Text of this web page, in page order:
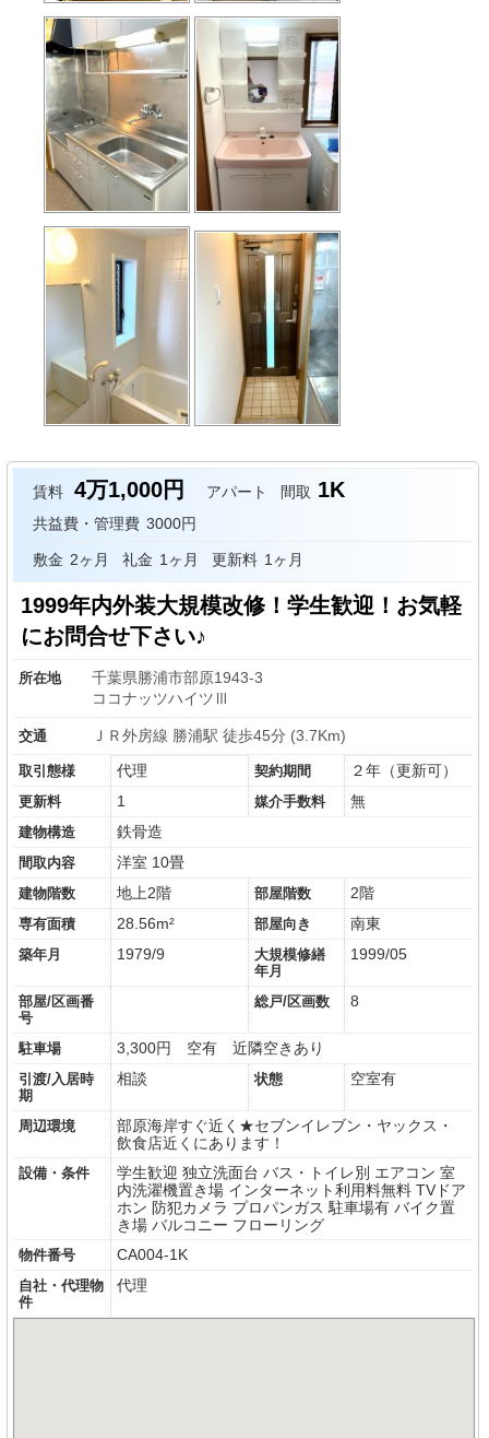
賃料 4万1,000円 アパート 間取 1K
共益費・管理費 3000円
敷金 2ヶ月 礼金 1ヶ月 更新料 1ヶ月
1999年内外装大規模改修！学生歓迎！お気軽
にお問合せ下さい♪
所在地
千葉県勝浦市部原1943-3
ココナッツハイツⅢ
交通 ＪＲ外房線 勝浦駅 徒歩45分 (3.7Km)
取引態様 代理 契約期間 ２年（更新可）
更新料 1 媒介手数料 無
建物構造 鉄骨造
間取内容 洋室 10畳
建物階数 地上2階 部屋階数 2階
専有面積 28.56m² 部屋向き 南東
築年月 1979/9
大規模修繕
年月
1999/05
部屋/区画番
号
総戸/区画数 8
駐車場 3,300円 空有 近隣空きあり
引渡/入居時
期
相談 状態 空室有
周辺環境
部原海岸すぐ近く★セブンイレブン・ヤックス・
飲食店近くにあります！
設備・条件 学生歓迎 独立洗面台 バス・トイレ別 エアコン 室
内洗濯機置き場 インターネット利用料無料 TVドア
ホン 防犯カメラ プロパンガス 駐車場有 バイク置
き場 バルコニー フローリング
物件番号 CA004-1K
自社・代理物
件
代理